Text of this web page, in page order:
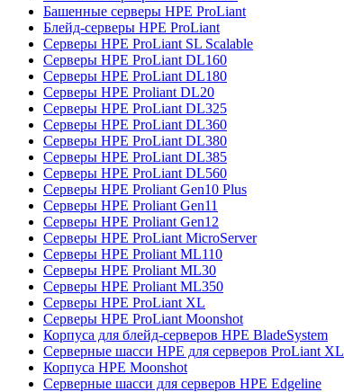
Башенные серверы HPE ProLiant
Блейд-серверы HPE ProLiant
Серверы HPE ProLiant SL Scalable
Серверы HPE ProLiant DL160
Серверы HPE ProLiant DL180
Серверы HPE Proliant DL20
Серверы HPE ProLiant DL325
Серверы HPE ProLiant DL360
Серверы HPE ProLiant DL380
Серверы HPE ProLiant DL385
Серверы HPE ProLiant DL560
Серверы HPE Proliant Gen10 Plus
Серверы HPE Proliant Gen11
Серверы HPE Proliant Gen12
Серверы HPE ProLiant MicroServer
Серверы HPE Proliant ML110
Серверы HPE Proliant ML30
Серверы HPE Proliant ML350
Серверы HPE ProLiant XL
Серверы HPE ProLiant Moonshot
Корпуса для блейд-серверов HPE BladeSystem
Серверные шасси HPE для серверов ProLiant XL
Корпуса HPE Moonshot
Серверные шасси для серверов HPE Edgeline